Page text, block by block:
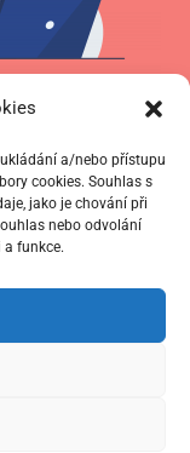
a/nebo přístupu
cookies. Souhlas s
jako je chování při
nebo odvolání
funkce.
zdarma
sedne?
studijní typ,
jaké jsou